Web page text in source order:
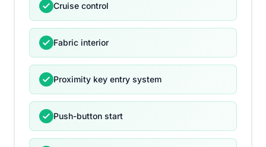
Cruise control
Fabric interior
Proximity key entry system
Push-button start